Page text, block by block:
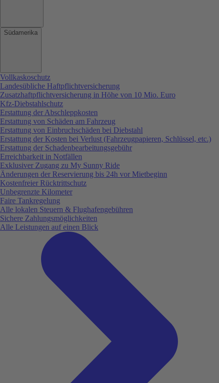
Südamerika
Vollkaskoschutz
Landesübliche Haftpflichtversicherung
Zusatzhaftpflichtversicherung in Höhe von 10 Mio. Euro
Kfz-Diebstahlschutz
Erstattung der Abschleppkosten
Erstattung von Schäden am Fahrzeug
Erstattung von Einbruchschäden bei Diebstahl
Erstattung der Kosten bei Verlust (Fahrzeugpapieren, Schlüssel, etc.)
Erstattung der Schadenbearbeitungsgebühr
Erreichbarkeit in Notfällen
Exklusiver Zugang zu My Sunny Ride
Änderungen der Reservierung bis 24h vor Mietbeginn
Kostenfreier Rücktrittschutz
Unbegrenzte Kilometer
Faire Tankregelung
Alle lokalen Steuern & Flughafengebühren
Sichere Zahlungsmöglichkeiten
Alle Leistungen auf einen Blick